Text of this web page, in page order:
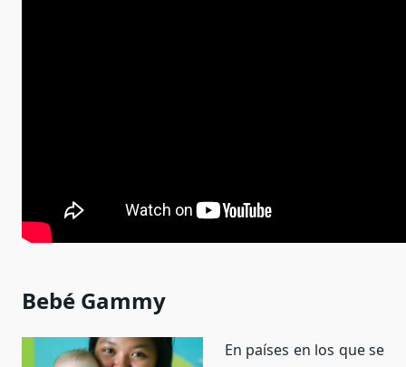
Bebé Gammy
En países en los que se